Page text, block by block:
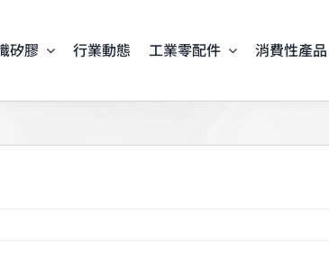
矽膠 行業動態 工業零配件 消費性產品